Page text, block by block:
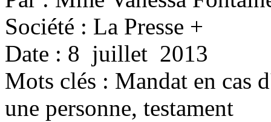
Société : La Presse +
Date : 8 juillet 2013
Mots clés : Mandat en cas
une personne, testament